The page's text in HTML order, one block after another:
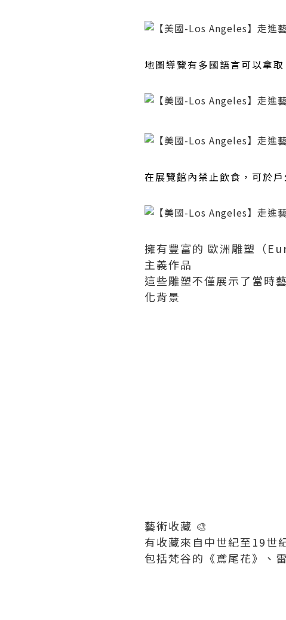
地圖導覽有多國語言可以拿
在展覽館內禁止飲食，可於
擁有豐富的 歐洲雕塑（
主義作品
這些雕塑不僅展示了當時
化背景
藝術收藏 🎨
有收藏來自中世紀至19世
包括梵谷的《鳶尾花》、